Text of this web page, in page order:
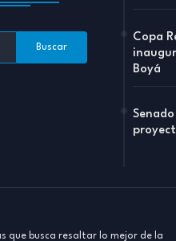
Copa
Boyá
que busca resaltar lo mejor de la